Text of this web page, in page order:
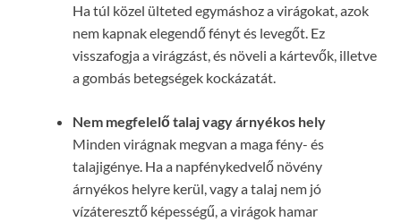
Ha túl közel ülteted egymáshoz a virágokat, azok
nem kapnak elegendő fényt és levegőt. Ez
visszafogja a virágzást, és növeli a kártevők, illetve
a gombás betegségek kockázatát.
Nem megfelelő talaj vagy árnyékos hely
Minden virágnak megvan a maga fény- és
talajigénye. Ha a napfénykedvelő növény
árnyékos helyre kerül, vagy a talaj nem jó
vízáteresztő képességű, a virágok hamar